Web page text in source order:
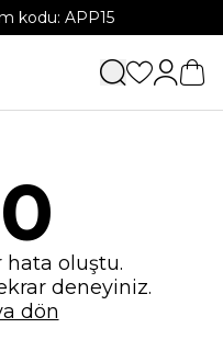
kodu: APP15
oluştu.
deneyiniz.
dön